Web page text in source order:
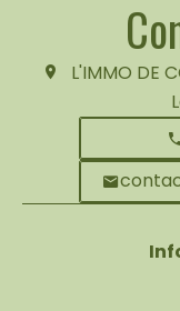
L'IMMO DE